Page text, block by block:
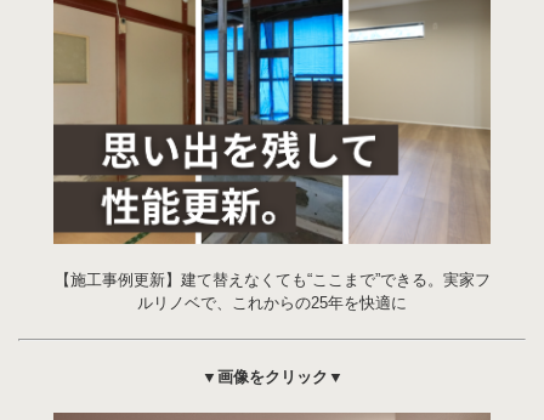
【施工事例更新】建て替えなくても“ここまで”できる。実家フ
ルリノベで、これからの25年を快適に
▼画像をクリック▼